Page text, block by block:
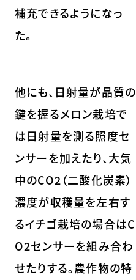
補充できるようになっ
た。
他にも、日射量が品質の
鍵を握るメロン栽培で
は日射量を測る照度セ
ンサーを加えたり、大気
中のCO2（二酸化炭素）
濃度が収穫量を左右す
るイチゴ栽培の場合はC
O2センサーを組み合わ
せたりする。農作物の特